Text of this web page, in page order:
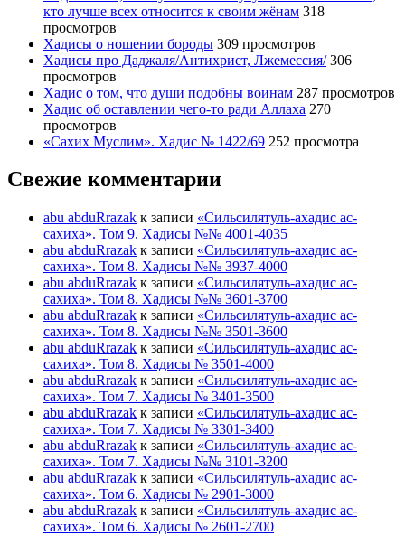
кто лучше всех относится к своим жёнам 318
просмотров
Хадисы о ношении бороды 309 просмотров
Хадисы про Даджаля/Антихрист, Лжемессия/ 306
просмотров
Хадис о том, что души подобны воинам 287 просмотров
Хадис об оставлении чего-то ради Аллаха 270
просмотров
«Сахих Муслим». Хадис № 1422/69 252 просмотра
Свежие комментарии
abu abduRrazak к записи «Сильсилятуль-ахадис ас-
сахиха». Том 9. Хадисы №№ 4001-4035
abu abduRrazak к записи «Сильсилятуль-ахадис ас-
сахиха». Том 8. Хадисы №№ 3937-4000
abu abduRrazak к записи «Сильсилятуль-ахадис ас-
сахиха». Том 8. Хадисы №№ 3601-3700
abu abduRrazak к записи «Сильсилятуль-ахадис ас-
сахиха». Том 8. Хадисы №№ 3501-3600
abu abduRrazak к записи «Сильсилятуль-ахадис ас-
сахиха». Том 8. Хадисы № 3501-4000
abu abduRrazak к записи «Сильсилятуль-ахадис ас-
сахиха». Том 7. Хадисы № 3401-3500
abu abduRrazak к записи «Сильсилятуль-ахадис ас-
сахиха». Том 7. Хадисы № 3301-3400
abu abduRrazak к записи «Сильсилятуль-ахадис ас-
сахиха». Том 7. Хадисы №№ 3101-3200
abu abduRrazak к записи «Сильсилятуль-ахадис ас-
сахиха». Том 6. Хадисы № 2901-3000
abu abduRrazak к записи «Сильсилятуль-ахадис ас-
сахиха». Том 6. Хадисы № 2601-2700